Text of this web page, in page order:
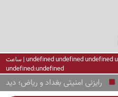
undefined undefined undefined undefined | ساعت
undefined:undefined
رایزنی امنیتی بغداد و ریاض؛